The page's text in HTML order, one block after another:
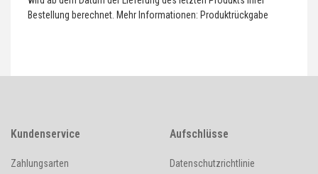
Bestellung berechnet. Mehr Informationen: Produktrückgabe
Kundenservice
Zahlungsarten
Aufschlüsse
Datenschutzrichtlinie